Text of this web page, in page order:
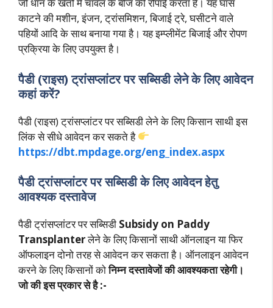
काटने की मशीन, इंजन, ट्रांसमिशन, बिजाई ट्रे, घसीटने वाले
पहियों आदि के साथ बनाया गया है। यह इम्प्लीमेंट बिजाई और रोपण
प्रक्रिया के लिए उपयुक्त है।
पैडी (राइस) ट्रांसप्लांटर पर सब्सिडी लेने के लिए आवेदन
कहां करें?
पैडी (राइस) ट्रांसप्लांटर पर सब्सिडी लेने के लिए किसान साथी इस
लिंक से सीधे आवेदन कर सकते है
https://dbt.mpdage.org/eng_index.aspx
पैडी ट्रांसप्लांटर पर सब्सिडी के लिए आवेदन हेतु
आवश्यक दस्तावेज
पैडी ट्रांसप्लांटर पर सब्सिडी Subsidy on Paddy
Transplanterलेने के लिए किसानों साथी ऑनलाइन या फिर
ऑफलाइन दोनो तरह से आवेदन कर सकता है। ऑनलाइन आवेदन
करने के लिए किसानों कोनिम्न दस्तावेजों की आवश्यकता रहेगी।
जो की इस प्रकार से है :-